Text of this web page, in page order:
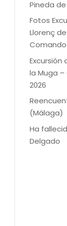
Pineda de
Fotos
Llorenç
Excursión
la Muga
2026
(Málaga)
Ha
Delgado